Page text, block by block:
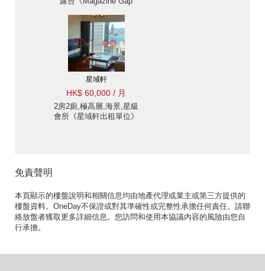
星域軒
HK$ 60,000 / 月
2房2廁,極高層,海景,星級
會所《星域軒出租單位》
免責聲明
本頁顯示的樓盤說明和相關信息均由地產代理或業主或第三方提供的
樓盤資料。OneDay不保證或對其準確性或完整性承擔任何責任。請聯
絡放盤者獲取更多詳細信息。您訪問和使用本協議內容的風險由您自
行承擔。